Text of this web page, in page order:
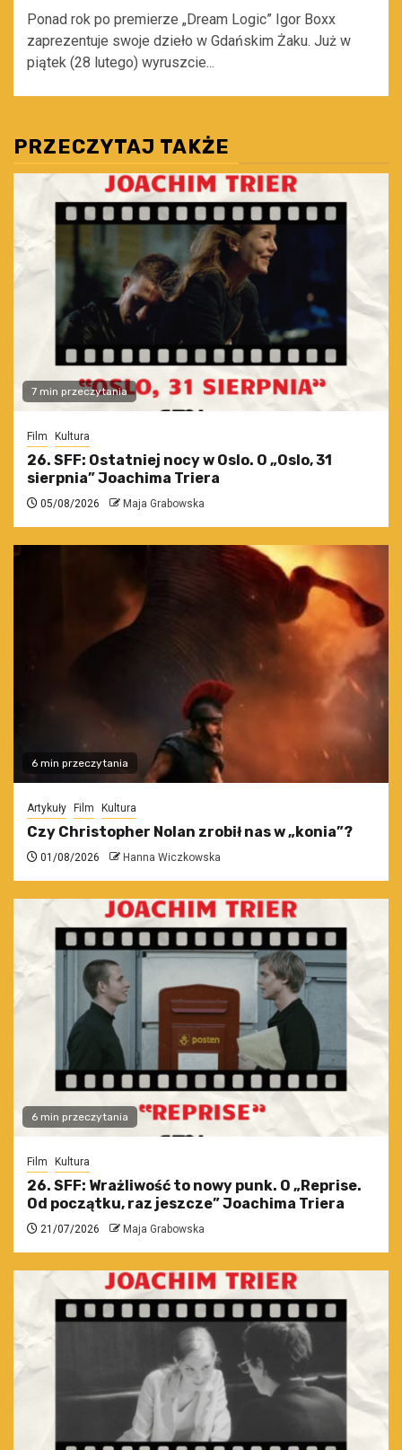
Ponad rok po premierze „Dream Logic” Igor Boxx
zaprezentuje swoje dzieło w Gdańskim Żaku. Już w
piątek (28 lutego) wyruszcie...
PRZECZYTAJ TAKŻE
7 min przeczytania
Film Kultura
26. SFF: Ostatniej nocy w Oslo. O „Oslo, 31
sierpnia” Joachima Triera
05/08/2026 Maja Grabowska
6 min przeczytania
Artykuły Film Kultura
Czy Christopher Nolan zrobił nas w „konia”?
01/08/2026 Hanna Wiczkowska
6 min przeczytania
Film Kultura
26. SFF: Wrażliwość to nowy punk. O „Reprise.
Od początku, raz jeszcze” Joachima Triera
21/07/2026 Maja Grabowska